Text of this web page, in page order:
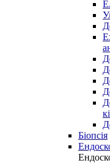
Біопсія